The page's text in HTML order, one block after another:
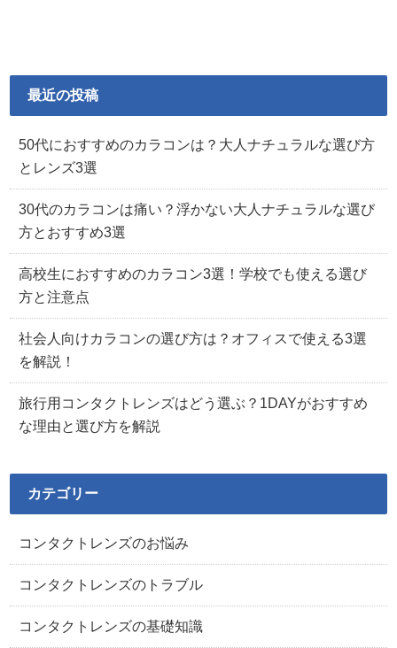
最近の投稿
50代におすすめのカラコンは？大人ナチュラルな選び方
とレンズ3選
30代のカラコンは痛い？浮かない大人ナチュラルな選び
方とおすすめ3選
高校生におすすめのカラコン3選！学校でも使える選び
方と注意点
社会人向けカラコンの選び方は？オフィスで使える3選
を解説！
旅行用コンタクトレンズはどう選ぶ？1DAYがおすすめ
な理由と選び方を解説
カテゴリー
コンタクトレンズのお悩み
コンタクトレンズのトラブル
コンタクトレンズの基礎知識